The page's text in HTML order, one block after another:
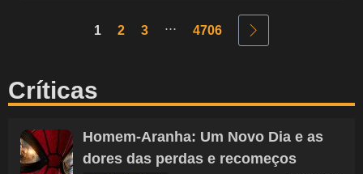
1 2 3 ... 4706
Críticas
Homem-Aranha: Um Novo Dia e as
dores das perdas e recomeços